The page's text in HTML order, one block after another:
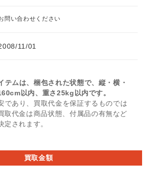
問い合わせください
11/01
ムは、梱包された状態で、縦・横・
以内、重さ25kg以内です。
であり、買取代金を保証するものでは
取代金は商品状態、付属品の有無など
定されます。
買取金額